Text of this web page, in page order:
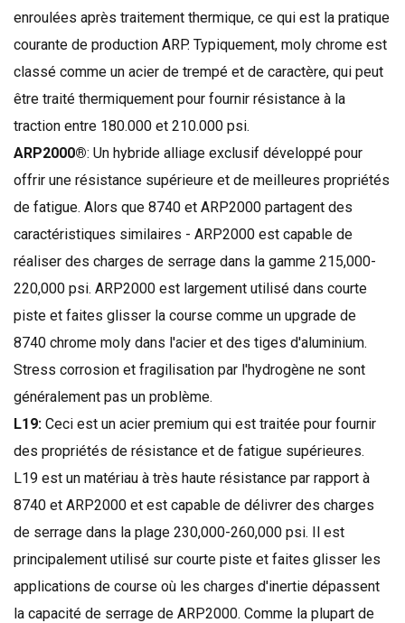
enroulées après traitement thermique, ce qui est la pratique
courante de production ARP. Typiquement, moly chrome est
classé comme un acier de trempé et de caractère, qui peut
être traité thermiquement pour fournir résistance à la
traction entre 180.000 et 210.000 psi.
ARP2000®: Un hybride alliage exclusif développé pour
offrir une résistance supérieure et de meilleures propriétés
de fatigue. Alors que 8740 et ARP2000 partagent des
caractéristiques similaires - ARP2000 est capable de
réaliser des charges de serrage dans la gamme 215,000-
220,000 psi. ARP2000 est largement utilisé dans courte
piste et faites glisser la course comme un upgrade de
8740 chrome moly dans l'acier et des tiges d'aluminium.
Stress corrosion et fragilisation par l'hydrogène ne sont
généralement pas un problème.
L19: Ceci est un acier premium qui est traitée pour fournir
des propriétés de résistance et de fatigue supérieures.
L19 est un matériau à très haute résistance par rapport à
8740 et ARP2000 et est capable de délivrer des charges
de serrage dans la plage 230,000-260,000 psi. Il est
principalement utilisé sur courte piste et faites glisser les
applications de course où les charges d'inertie dépassent
la capacité de serrage de ARP2000. Comme la plupart de